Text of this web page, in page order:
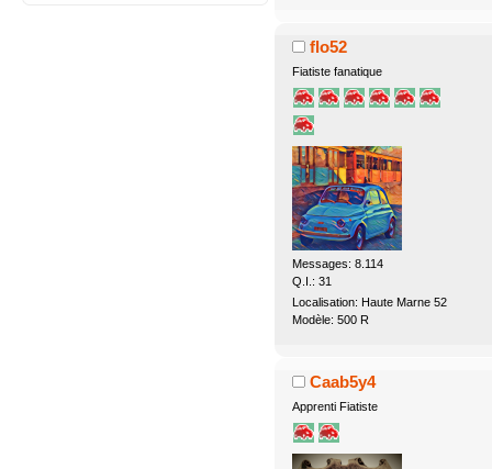
flo52
Fiatiste fanatique
Messages: 8.114
Q.I.: 31
Localisation: Haute Marne 52
Modèle: 500 R
Caab5y4
Apprenti Fiatiste